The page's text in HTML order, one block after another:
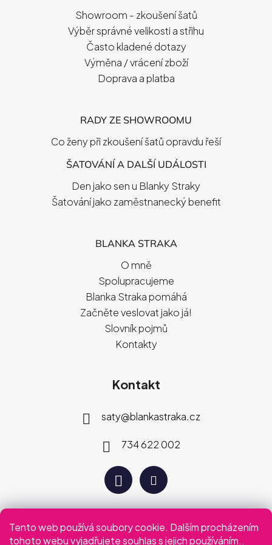
Tento web používá soubory cookie. Dalším procházením
tohoto webu vyjadřujete souhlas s jejich používáním..
Showroom - zkoušení šatů
Výběr správné velikosti a střihu
Často kladené dotazy
Výměna / vrácení zboží
Doprava a platba
RADY ZE SHOWROOMU
Co ženy při zkoušení šatů opravdu řeší
ŠATOVÁNÍ A DALŠÍ UDÁLOSTI
Den jako sen u Blanky Straky
Šatování jako zaměstnanecký benefit
BLANKA STRAKA
O mně
Spolupracujeme
Blanka Straka pomáhá
Začněte veslovat jako já!
Slovník pojmů
Kontakty
Kontakt
saty@blankastraka.cz
734 622 002
Plaťte jak vám vyhovuje